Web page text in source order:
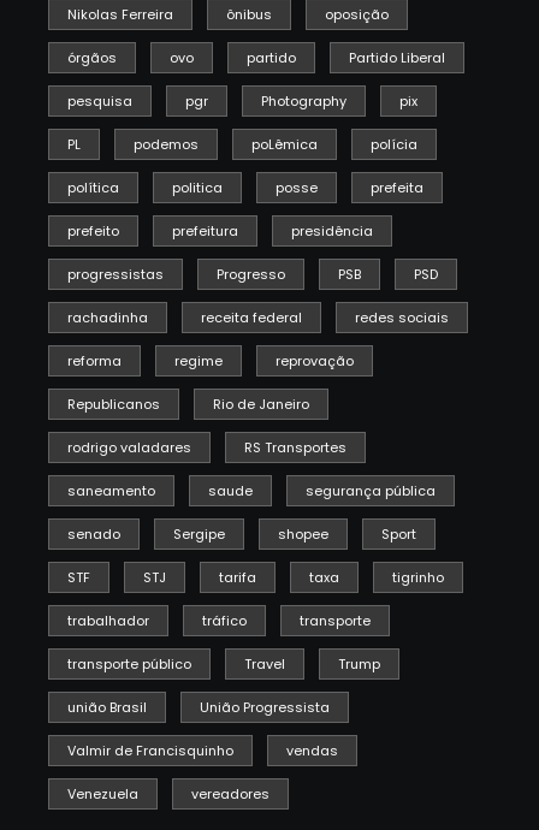
Nikolas Ferreira ônibus oposição
órgãos ovo partido Partido Liberal
pesquisa pgr Photography pix
PL podemos poLêmica polícia
política politica posse prefeita
prefeito prefeitura presidência
progressistas Progresso PSB PSD
rachadinha receita federal redes sociais
reforma regime reprovação
Republicanos Rio de Janeiro
rodrigo valadares RS Transportes
saneamento saude segurança pública
senado Sergipe shopee Sport
STF STJ tarifa taxa tigrinho
trabalhador tráfico transporte
transporte público Travel Trump
união Brasil União Progressista
Valmir de Francisquinho vendas
Venezuela vereadores